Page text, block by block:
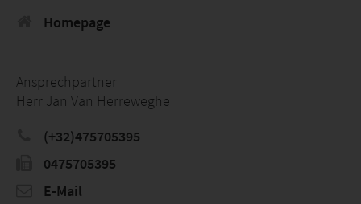
Homepage
Ansprechpartner
Herr Jan Van Herreweghe
(+32)475705395
0475705395
E-Mail